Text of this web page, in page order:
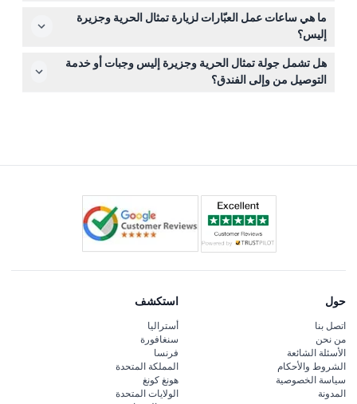
تذاكر هذه الجولة غير قابلة للاسترداد ولا يمكن إلغاؤها، لذا يرجى
التأكد من خططك قبل الحجز.
ما هي ساعات عمل العبّارات لزيارة تمثال الحرية وجزيرة
إليس؟
تغييرات موسمية؛ يمكنك تأكيد الجداول الزمنية الدقيقة عند حجز
التذكرة عبر الإنترنت (قد تتغير — يرجى التأكد عند وقت الحجز).
هل تشمل جولة تمثال الحرية وجزيرة إليس وجبات أو خدمة
التوصيل من وإلى الفندق؟
حول
اتصل بنا
من نحن
الأسئلة الشائعة
الشروط والأحكام
سياسة الخصوصية
المدونة
استكشف
أستراليا
سنغافورة
فرنسا
المملكة المتحدة
هونغ كونغ
الولايات المتحدة